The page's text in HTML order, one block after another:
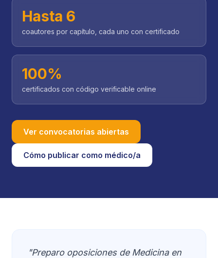
Hasta 6
coautores por capítulo, cada uno con certificado
100%
certificados con código verificable online
Ver convocatorias abiertas
Cómo publicar como médico/a
"Preparo oposiciones de Medicina en